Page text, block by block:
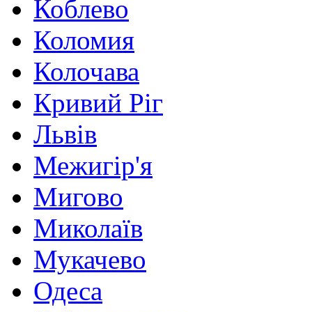
Коблево
Коломия
Колочава
Кривий Ріг
Львів
Межигір'я
Мигово
Миколаїв
Мукачево
Одеса